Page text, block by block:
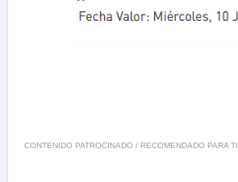
CONTENIDO PATROCINADO / RECOMENDADO PARA TI